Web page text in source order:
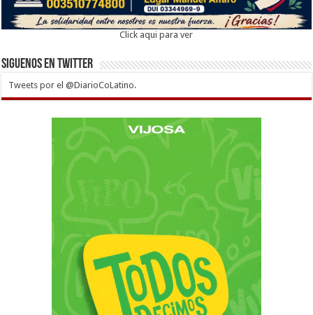
Click aqui para ver
Siguenos en twitter
Tweets por el @DiarioCoLatino.